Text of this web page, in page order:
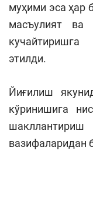
муҳими эса ҳар
масъулият ва
этилди.
Йиғилиш
кўринишига
вазифаларидан